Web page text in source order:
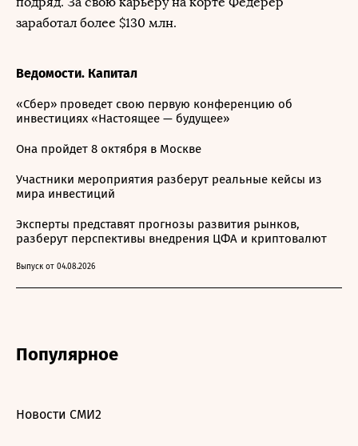
заработал более $130 млн.
Ведомости. Капитал
«Сбер» проведет свою первую конференцию об
инвестициях «Настоящее — будущее»
Она пройдет 8 октября в Москве
Участники мероприятия разберут реальные кейсы из
мира инвестиций
Эксперты представят прогнозы развития рынков,
разберут перспективы внедрения ЦФА и криптовалют
Выпуск от 04.08.2026
Популярное
Новости СМИ2